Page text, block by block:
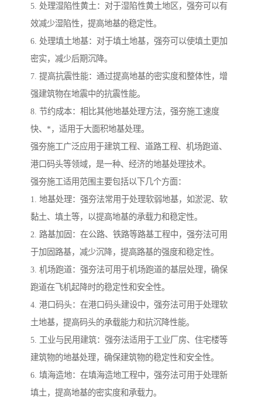
5. 处理湿陷性黄土：对于湿陷性黄土地区，强夯可以有
效减少湿陷性，提高地基的稳定性。
6. 处理填土地基：对于填土地基，强夯可以使填土更加
密实，减少后期沉降。
7. 提高抗震性能：通过提高地基的密实度和整体性，增
强建筑物在地震中的抗震性能。
8. 节约成本：相比其他地基处理方法，强夯施工速度
快、*，适用于大面积地基处理。
强夯施工广泛应用于建筑工程、道路工程、机场跑道、
港口码头等领域，是一种、经济的地基处理技术。
强夯施工适用范围主要包括以下几个方面：
1. 地基处理：强夯法常用于处理软弱地基，如淤泥、软
黏土、填土等，以提高地基的承载力和稳定性。
2. 路基加固：在公路、铁路等路基工程中，强夯法可用
于加固路基，减少沉降，提高路基的强度和稳定性。
3. 机场跑道：强夯法可用于机场跑道的基层处理，确保
跑道在飞机起降时的稳定性和安全性。
4. 港口码头：在港口码头建设中，强夯法可用于处理软
土地基，提高码头的承载能力和抗沉降性能。
5. 工业与民用建筑：强夯法适用于工业厂房、住宅楼等
建筑物的地基处理，确保建筑物的稳定性和安全性。
6. 填海造地：在填海造地工程中，强夯法可用于处理新
填土，提高地基的密实度和承载力。